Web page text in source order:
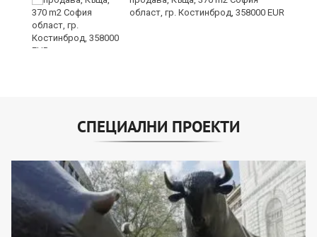
област, гр. Костинброд, 358000 EUR
СПЕЦИАЛНИ ПРОЕКТИ